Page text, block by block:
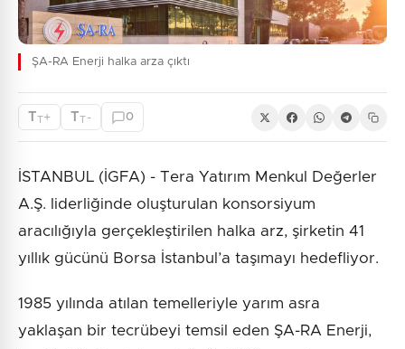
ŞA-RA Enerji halka arza çıktı
TT+ TT - 0
İSTANBUL (İGFA) - Tera Yatırım Menkul Değerler
A.Ş. liderliğinde oluşturulan konsorsiyum
aracılığıyla gerçekleştirilen halka arz, şirketin 41
yıllık gücünü Borsa İstanbul’a taşımayı hedefliyor.
1985 yılında atılan temelleriyle yarım asra
yaklaşan bir tecrübeyi temsil eden ŞA-RA Enerji,